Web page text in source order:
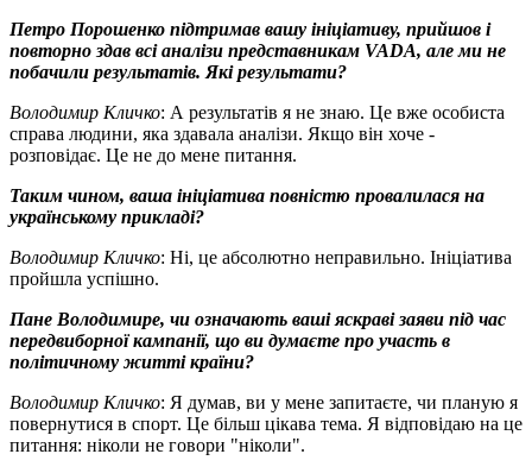
Петро Порошенко підтримав вашу ініціативу, прийшов і
повторно здав всі аналізи представникам VADA, але ми не
побачили результатів. Які результати?
Володимир Кличко: А результатів я не знаю. Це вже особиста
справа людини, яка здавала аналізи. Якщо він хоче -
розповідає. Це не до мене питання.
Таким чином, ваша ініціатива повністю провалилася на
українському прикладі?
Володимир Кличко: Ні, це абсолютно неправильно. Ініціатива
пройшла успішно.
Пане Володимире, чи означають ваші яскраві заяви під час
передвиборної кампанії, що ви думаєте про участь в
політичному житті країни?
Володимир Кличко: Я думав, ви у мене запитаєте, чи планую я
повернутися в спорт. Це більш цікава тема. Я відповідаю на це
питання: ніколи не говори "ніколи".